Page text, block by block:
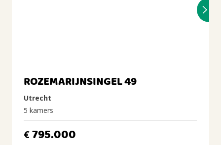
ROZEMARIJNSINGEL 49
Utrecht
5 kamers
€795.000